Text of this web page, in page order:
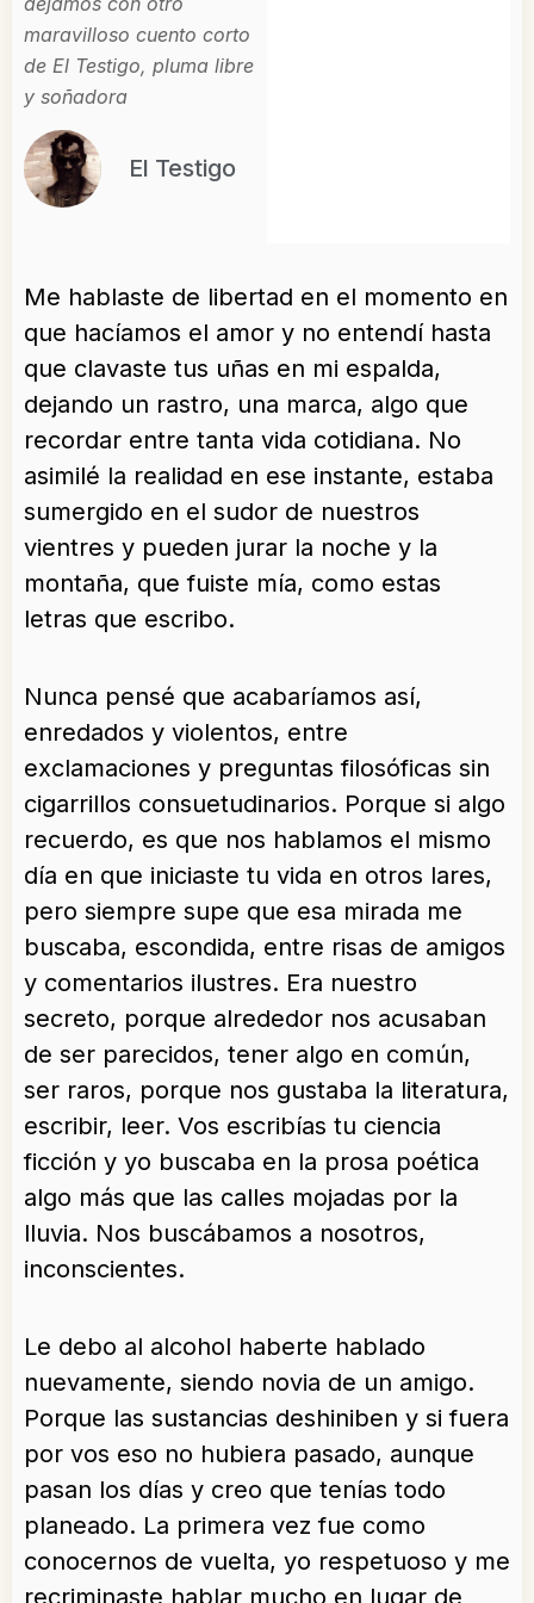
maravilloso cuento corto
de El Testigo, pluma libre
y soñadora
El Testigo
Me hablaste de libertad en el momento en
que hacíamos el amor y no entendí hasta
que clavaste tus uñas en mi espalda,
dejando un rastro, una marca, algo que
recordar entre tanta vida cotidiana. No
asimilé la realidad en ese instante, estaba
sumergido en el sudor de nuestros
vientres y pueden jurar la noche y la
montaña, que fuiste mía, como estas
letras que escribo.
Nunca pensé que acabaríamos así,
enredados y violentos, entre
exclamaciones y preguntas filosóficas sin
cigarrillos consuetudinarios. Porque si algo
recuerdo, es que nos hablamos el mismo
día en que iniciaste tu vida en otros lares,
pero siempre supe que esa mirada me
buscaba, escondida, entre risas de amigos
y comentarios ilustres. Era nuestro
secreto, porque alrededor nos acusaban
de ser parecidos, tener algo en común,
ser raros, porque nos gustaba la literatura,
escribir, leer. Vos escribías tu ciencia
ficción y yo buscaba en la prosa poética
algo más que las calles mojadas por la
lluvia. Nos buscábamos a nosotros,
inconscientes.
Le debo al alcohol haberte hablado
nuevamente, siendo novia de un amigo.
Porque las sustancias deshiniben y si fuera
por vos eso no hubiera pasado, aunque
pasan los días y creo que tenías todo
planeado. La primera vez fue como
conocernos de vuelta, yo respetuoso y me
recriminaste hablar mucho en lugar de